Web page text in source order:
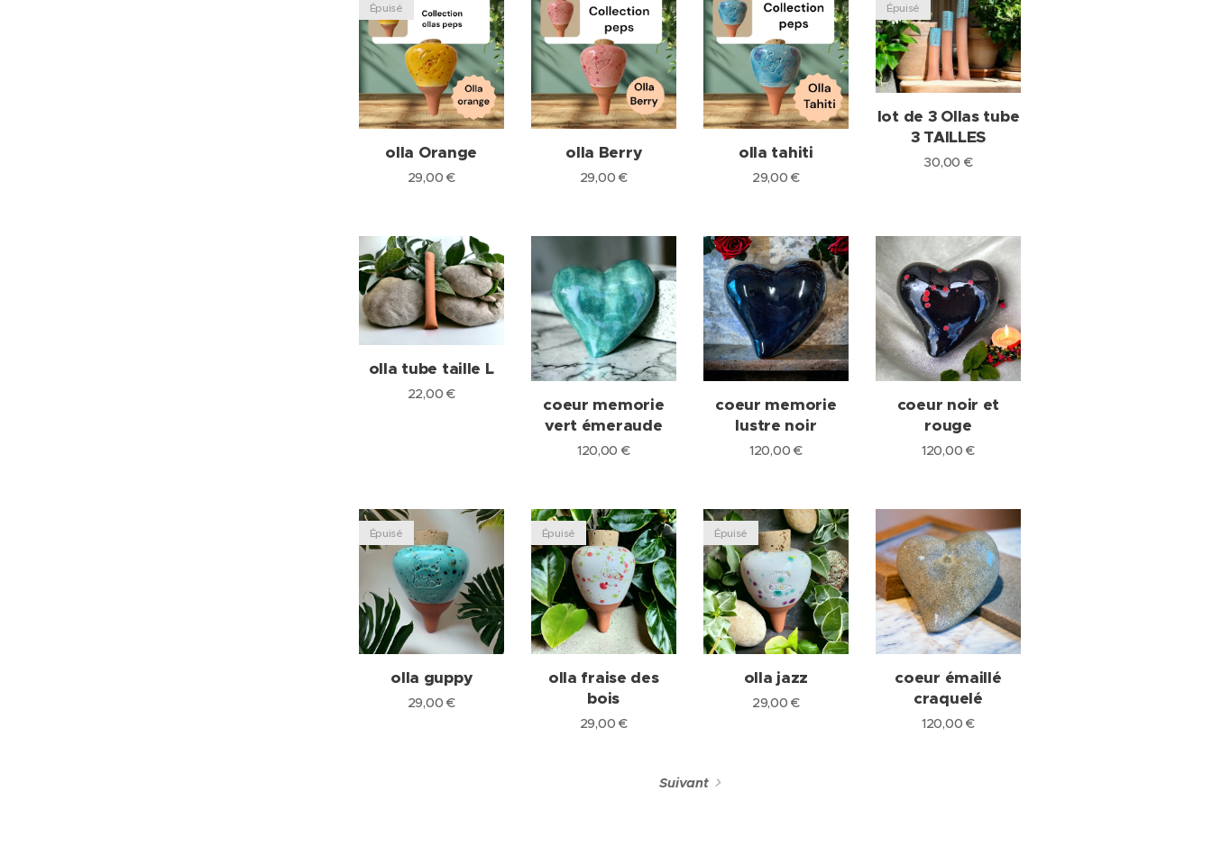
olla Orange
Épuisé
29,00 €
olla Berry
29,00 €
olla tahiti
29,00 €
lot de 3 Ollas tube
3 TAILLES
Épuisé
30,00 €
olla tube taille L
22,00 €
coeur memorie
vert émeraude
120,00 €
coeur memorie
lustre noir
120,00 €
coeur noir et
rouge
120,00 €
olla guppy
Épuisé
29,00 €
olla fraise des
bois
Épuisé
29,00 €
olla jazz
Épuisé
29,00 €
coeur émaillé
craquelé
120,00 €
Suivant